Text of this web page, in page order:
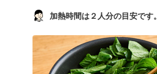
加熱時間は２人分の目安です。